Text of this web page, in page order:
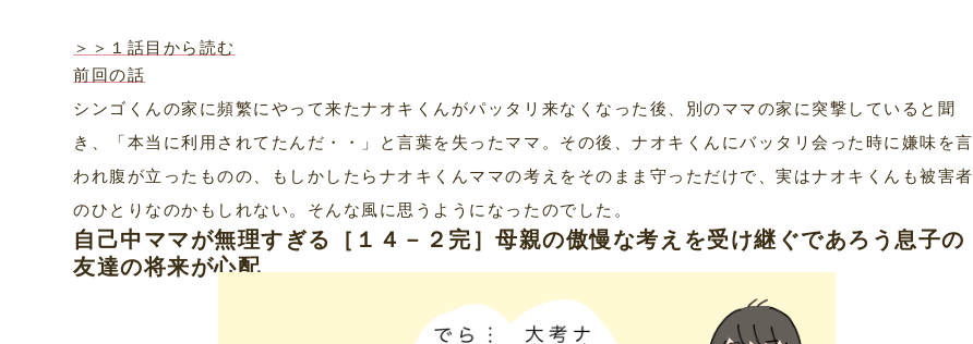
＞＞１話目から読む
前回の話
シンゴくんの家に頻繁にやって来たナオキくんがパッタリ来なくなった後、別のママの家に突撃していると聞
き、「本当に利用されてたんだ・・」と言葉を失ったママ。その後、ナオキくんにバッタリ会った時に嫌味を言
われ腹が立ったものの、もしかしたらナオキくんママの考えをそのまま守っただけで、実はナオキくんも被害者
のひとりなのかもしれない。そんな風に思うようになったのでした。
自己中ママが無理すぎる［１４－２完］母親の傲慢な考えを受け継ぐであろう息子の
友達の将来が心配